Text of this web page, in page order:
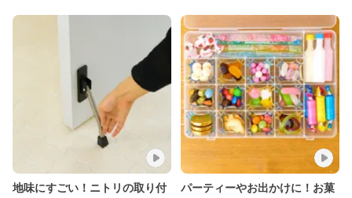
地味にすごい！ニトリの取り付
パーティーやお出かけに！お菓